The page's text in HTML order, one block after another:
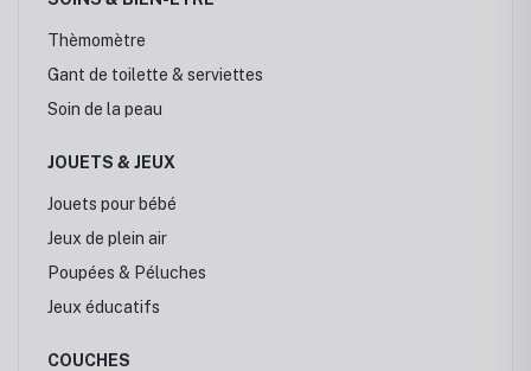
Thèmomètre
Gant de toilette & serviettes
Soin de la peau
JOUETS & JEUX
Jouets pour bébé
Jeux de plein air
Poupées & Péluches
Jeux éducatifs
COUCHES